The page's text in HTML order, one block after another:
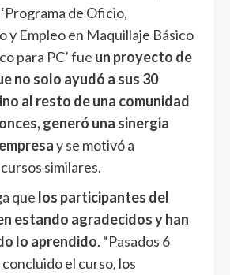
de Oficio,
y Empleo en Maquillaje Básico
para PC’ fue un proyecto de
no solo ayudó a sus 30
al resto de una comunidad
generó una sinergia
y se motivó a
similares.
que los participantes del
estando agradecidos y han
lo aprendido. “Pasados 6
el curso, los